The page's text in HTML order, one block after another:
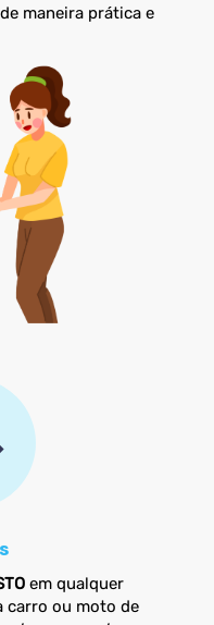
maneira prática e
em qualquer
carro ou moto de